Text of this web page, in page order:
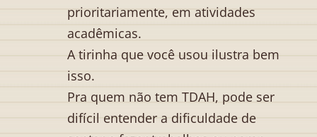
prioritariamente, em atividades
acadêmicas.
A tirinha que você usou ilustra bem
isso.
Pra quem não tem TDAH, pode ser
difícil entender a dificuldade de